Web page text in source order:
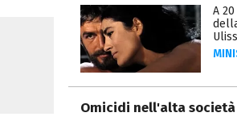
A
Omicidi nell'alta società